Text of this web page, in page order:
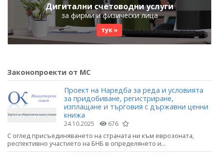
Дигитални счетоводни услуги
за фирми и физически лица
тук »
Законопроекти от МС
Проект на Наредба за реда и условията
за придобиване, регистриране,
изплащане и търговия с държавни ценни
книжа
24.10.2025 676
С оглед присъединяването на страната ни към еврозоната,
респективно участието на БНБ в определянето и...